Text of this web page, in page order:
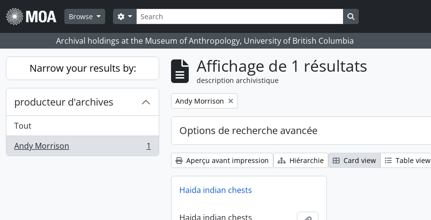
Skip to main content
Browse
Rechercher
Search options Search in browse page
Archival holdings at the Museum of Anthropology, University of British Columbia
Narrow your results by:
producteur d'archives
Tout
Andy Morrison
, 1 résultats 1
Affichage de 1 résultats
description archivistique
Remove filter:
Andy Morrison
Options de recherche avancée
Aperçu avant impression Hiérarchie Card view Table view
Haida indian chests
Haida indian chests